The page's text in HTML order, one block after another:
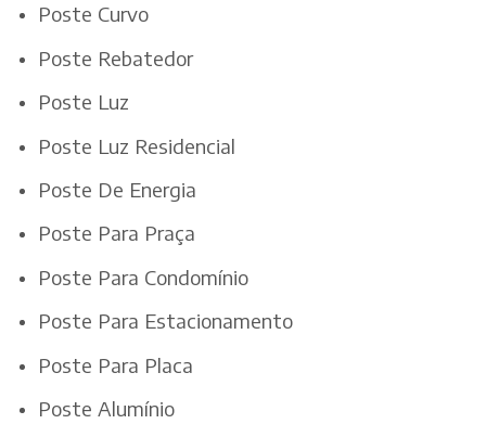
Poste Curvo
Poste Rebatedor
Poste Luz
Poste Luz Residencial
Poste De Energia
Poste Para Praça
Poste Para Condomínio
Poste Para Estacionamento
Poste Para Placa
Poste Alumínio